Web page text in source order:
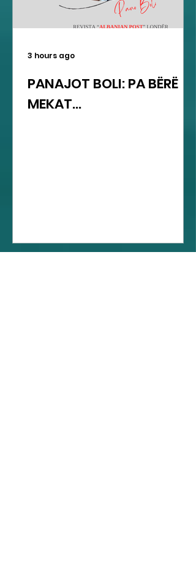
PANAJOT BOLI: PA BËRË
MEKAT...
3 hours ago